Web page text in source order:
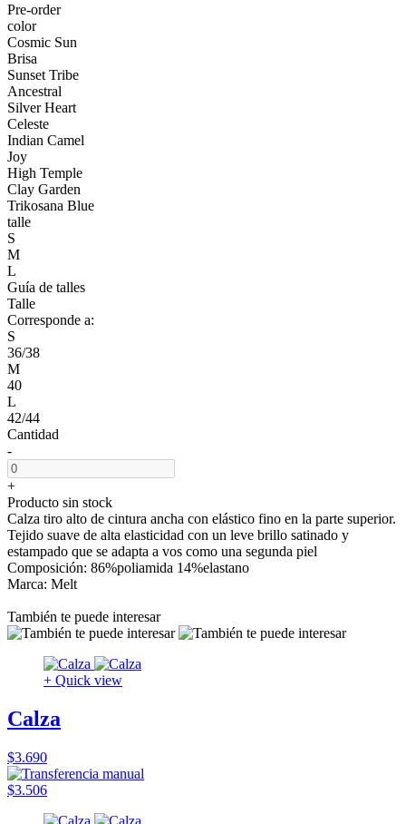
Pre-order
color
Cosmic Sun
Brisa
Sunset Tribe
Ancestral
Silver Heart
Celeste
Indian Camel
Joy
High Temple
Clay Garden
Trikosana Blue
talle
S
M
L
Guía de talles
Talle
Corresponde a:
S
36/38
M
40
L
42/44
Cantidad
-
+
Producto sin stock
Calza tiro alto de cintura ancha con elástico fino en la parte superior.
Tejido suave de alta elasticidad con un leve brillo satinado y
estampado que se adapta a vos como una segunda piel
Composición: 86%poliamida 14%elastano
Marca: Melt
También te puede interesar
+ Quick view
Calza
$3.690
$3.506